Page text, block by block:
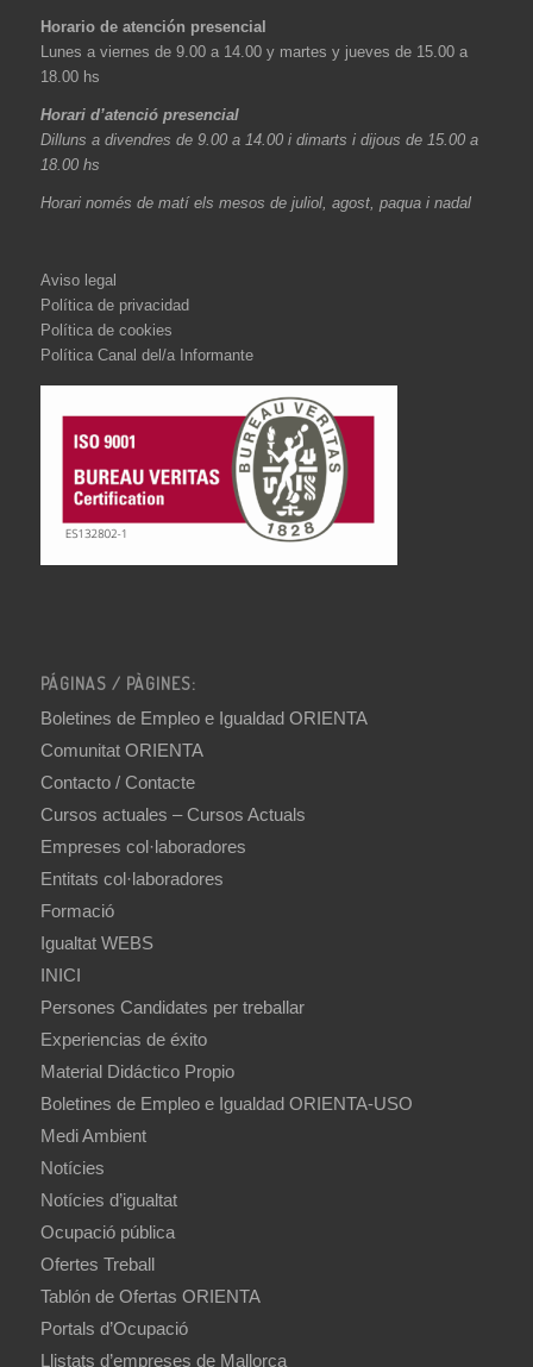
Horario de atención presencial
Lunes a viernes de 9.00 a 14.00 y martes y jueves de 15.00 a
18.00 hs
Horari d’atenció presencial
Dilluns a divendres de 9.00 a 14.00 i dimarts i dijous de 15.00 a
18.00 hs
Horari només de matí els mesos de juliol, agost, paqua i nadal
Aviso legal
Política de privacidad
Política de cookies
Política Canal del/a Informante
PÁGINAS / PÀGINES:
Boletines de Empleo e Igualdad ORIENTA
Comunitat ORIENTA
Contacto / Contacte
Cursos actuales – Cursos Actuals
Empreses col·laboradores
Entitats col·laboradores
Formació
Igualtat WEBS
INICI
Persones Candidates per treballar
Experiencias de éxito
Material Didáctico Propio
Boletines de Empleo e Igualdad ORIENTA-USO
Medi Ambient
Notícies
Notícies d’igualtat
Ocupació pública
Ofertes Treball
Tablón de Ofertas ORIENTA
Portals d’Ocupació
Llistats d’empreses de Mallorca